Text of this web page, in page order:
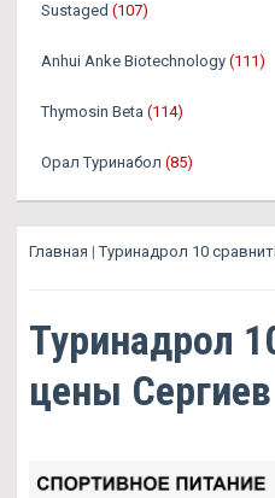
Sustaged (107)
Anhui Anke Biotechnology (111)
Thymosin Beta (114)
Орал Туринабол (85)
Главная |Туринадрол 10
Туринадрол
цены